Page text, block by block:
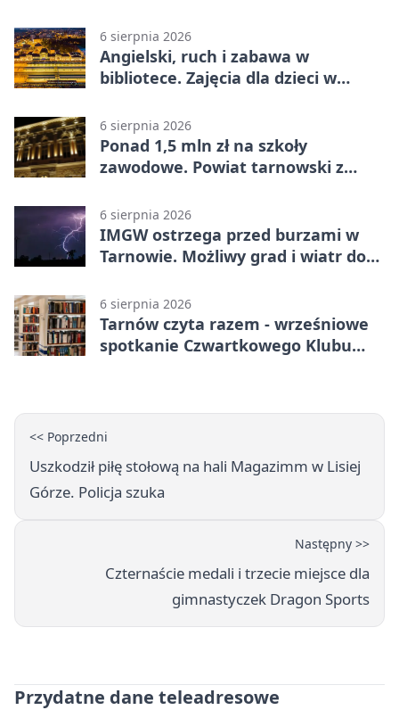
6 sierpnia 2026
Angielski, ruch i zabawa w
bibliotece. Zajęcia dla dzieci w
6 sierpnia 2026
Ponad 1,5 mln zł na szkoły
zawodowe. Powiat tarnowski z
6 sierpnia 2026
IMGW ostrzega przed burzami w
Tarnowie. Możliwy grad i wiatr do
6 sierpnia 2026
Tarnów czyta razem - wrześniowe
spotkanie Czwartkowego Klubu
<< Poprzedni
Uszkodził piłę stołową na hali Magazimm w Lisiej
Górze. Policja szuka
Następny >>
Czternaście medali i trzecie miejsce dla
gimnastyczek Dragon Sports
Przydatne dane teleadresowe